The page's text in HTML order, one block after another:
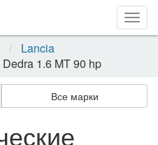
Lancia
1.6 MT 90 hp
Все марки